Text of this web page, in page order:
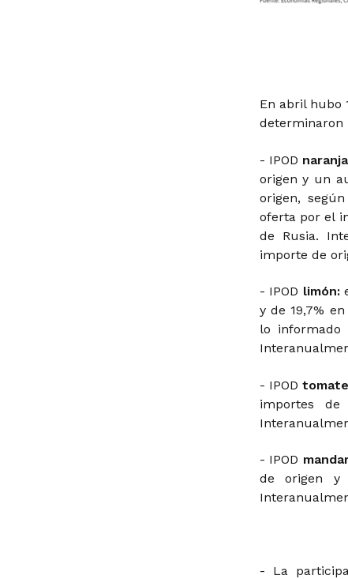
En abril hubo
determinaron
- IPOD
origen y un
origen,
oferta por el
de Rusia.
importe de
- IPOD limón:
y de 19,7%
lo
- IPOD
importes
- IPOD
de origen y
- La